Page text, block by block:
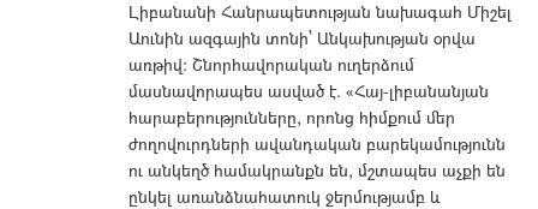
Լիբանանի Հանրապետության նախագահ Միշել
Աունին ազգային տոնի՝ Անկախության օրվա
առթիվ: Շնորհավորական ուղերձում
մասնավորապես ասված է. «Հայ-լիբանանյան
հարաբերությունները, որոնց հիմքում մեր
ժողովուրդների ավանդական բարեկամությունն
ու անկեղծ համակրանքն են, մշտապես աչքի են
ընկել առանձնահատուկ ջերմությամբ և